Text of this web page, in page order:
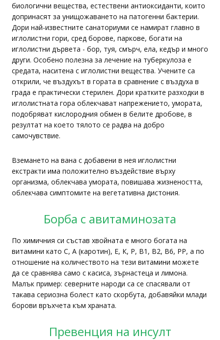
биологични вещества, естествени антиоксиданти, които
допринасят за унищожаването на патогенни бактерии.
Дори най-известните санаториуми се намират главно в
иглолистни гори, сред борове, паркове, богати на
иглолистни дървета - бор, туя, смърч, ела, кедър и много
други. Особено полезна за лечение на туберкулоза е
средата, наситена с иглолистни вещества. Учените са
открили, че въздухът в гората в сравнение с въздуха в
града е практически стерилен. Дори кратките разходки в
иглолистната гора облекчават напрежението, умората,
подобряват кислородния обмен в белите дробове, в
резултат на което тялото се радва на добро
самочувствие.
Вземането на вана с добавени в нея иглолистни
екстракти има положително въздействие върху
организма, облекчава умората, повишава жизнеността,
облекчава симптомите на вегетативна дистония.
Борба с авитаминозата
По химичния си състав хвойната е много богата на
витамини като С, А (каротин), Е, К, Р, В1, В2, В6, РР, а по
отношение на количеството на тези витамини можете
да се сравнява само с касиса, зърнастеца и лимона.
Малък пример: северните народи са се спасявали от
такава сериозна болест като скорбута, добавяйки млади
борови връхчета към храната.
Превенция на инсулт